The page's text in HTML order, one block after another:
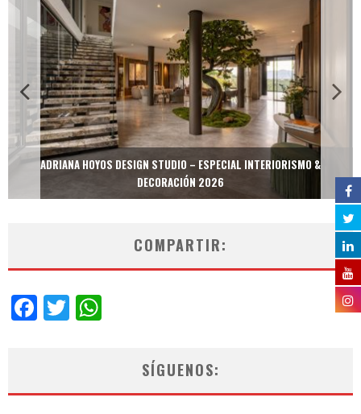
ADRIANA HOYOS DESIGN STUDIO – ESPECIAL INTERIORISMO &
DECORACIÓN 2026
COMPARTIR:
Facebook
Twitter
SÍGUENOS: